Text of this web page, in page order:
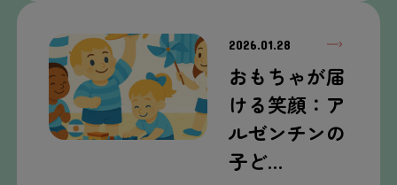
2026.01.28
おもちゃが届
ける笑顔：ア
ルゼンチンの
子ど…